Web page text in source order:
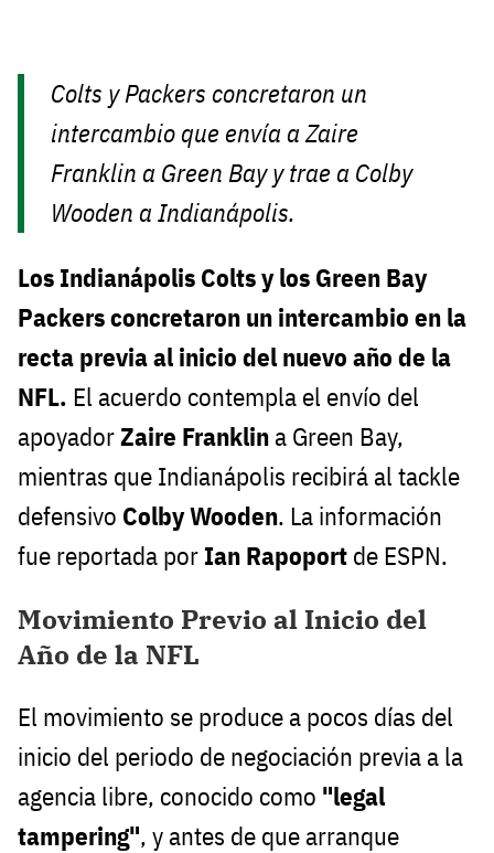
Colts y Packers concretaron un
intercambio que envía a Zaire
Franklin a Green Bay y trae a Colby
Wooden a Indianápolis.
Los Indianápolis Colts y los Green Bay
Packers concretaron un intercambio en la
recta previa al inicio del nuevo año de la
NFL. El acuerdo contempla el envío del
apoyadorZaire Franklin a Green Bay,
mientras que Indianápolis recibirá al tackle
defensivo Colby Wooden. La información
fue reportada por Ian Rapoport de ESPN.
Movimiento Previo al Inicio del
Año de la NFL
El movimiento se produce a pocos días del
inicio del periodo de negociación previa a la
agencia libre, conocido como "legal
tampering", y antes de que arranque